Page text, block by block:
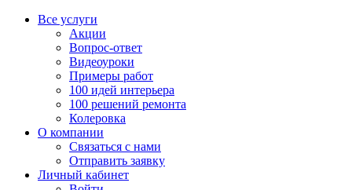
Все услуги
Акции
Вопрос-ответ
Видеоуроки
Примеры работ
100 идей интерьера
100 решений ремонта
Колеровка
О компании
Связаться с нами
Отправить заявку
Личный кабинет